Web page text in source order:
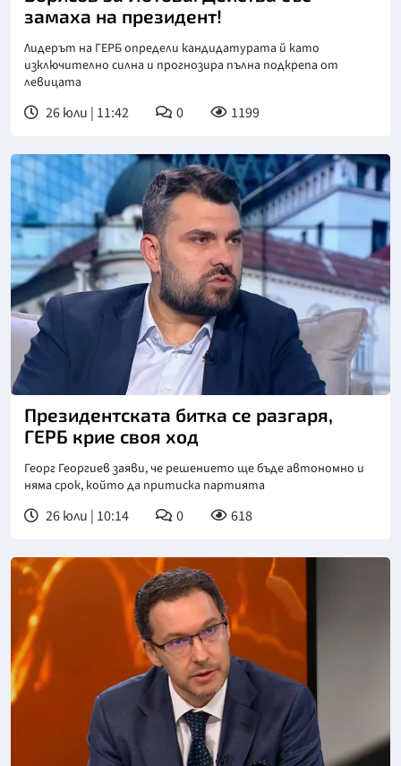
замаха на президент!
Лидерът на ГЕРБ определи кандидатурата й като
изключително силна и прогнозира пълна подкрепа от
левицата
26 юли | 11:42 0 1199
Президентската битка се разгаря,
ГЕРБ крие своя ход
Георг Георгиев заяви, че решението ще бъде автономно и
няма срок, който да притиска партията
26 юли | 10:14 0 618